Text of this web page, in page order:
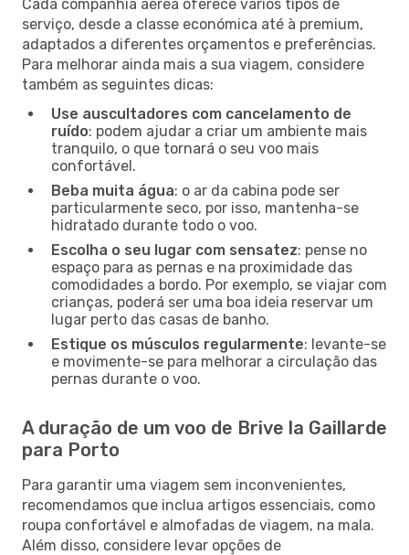
Cada companhia aérea oferece vários tipos de
serviço, desde a classe económica até à premium,
adaptados a diferentes orçamentos e preferências.
Para melhorar ainda mais a sua viagem, considere
também as seguintes dicas:
Use auscultadores com cancelamento de
ruído: podem ajudar a criar um ambiente mais
tranquilo, o que tornará o seu voo mais
confortável.
Beba muita água: o ar da cabina pode ser
particularmente seco, por isso, mantenha-se
hidratado durante todo o voo.
Escolha o seu lugar com sensatez: pense no
espaço para as pernas e na proximidade das
comodidades a bordo. Por exemplo, se viajar com
crianças, poderá ser uma boa ideia reservar um
lugar perto das casas de banho.
Estique os músculos regularmente: levante-se
e movimente-se para melhorar a circulação das
pernas durante o voo.
A duração de um voo de Brive la Gaillarde
para Porto
Para garantir uma viagem sem inconvenientes,
recomendamos que inclua artigos essenciais, como
roupa confortável e almofadas de viagem, na mala.
Além disso, considere levar opções de